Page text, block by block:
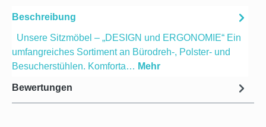
Beschreibung
Unsere Sitzmöbel – „DESIGN und ERGONOMIE“ Ein
umfangreiches Sortiment an Bürodreh-, Polster- und
Besucherstühlen. Komforta… Mehr
Bewertungen